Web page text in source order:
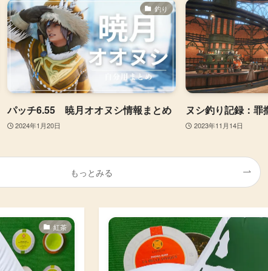
釣り
パッチ6.55 暁月オオヌシ情報まとめ
2024年1月20日
ヌシ釣り記録：罪
2023年11月14日
もっとみる
紅茶